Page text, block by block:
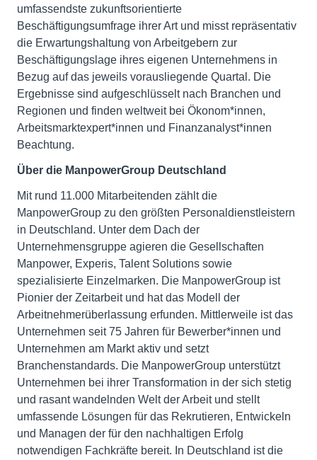
umfassendste zukunftsorientierte
Beschäftigungsumfrage ihrer Art und misst repräsentativ
die Erwartungshaltung von Arbeitgebern zur
Beschäftigungslage ihres eigenen Unternehmens in
Bezug auf das jeweils vorausliegende Quartal. Die
Ergebnisse sind aufgeschlüsselt nach Branchen und
Regionen und finden weltweit bei Ökonom*innen,
Arbeitsmarktexpert*innen und Finanzanalyst*innen
Beachtung.
Über die ManpowerGroup Deutschland
Mit rund 11.000 Mitarbeitenden zählt die
ManpowerGroup zu den größten Personaldienstleistern
in Deutschland. Unter dem Dach der
Unternehmensgruppe agieren die Gesellschaften
Manpower, Experis, Talent Solutions sowie
spezialisierte Einzelmarken. Die ManpowerGroup ist
Pionier der Zeitarbeit und hat das Modell der
Arbeitnehmerüberlassung erfunden. Mittlerweile ist das
Unternehmen seit 75 Jahren für Bewerber*innen und
Unternehmen am Markt aktiv und setzt
Branchenstandards. Die ManpowerGroup unterstützt
Unternehmen bei ihrer Transformation in der sich stetig
und rasant wandelnden Welt der Arbeit und stellt
umfassende Lösungen für das Rekrutieren, Entwickeln
und Managen der für den nachhaltigen Erfolg
notwendigen Fachkräfte bereit. In Deutschland ist die